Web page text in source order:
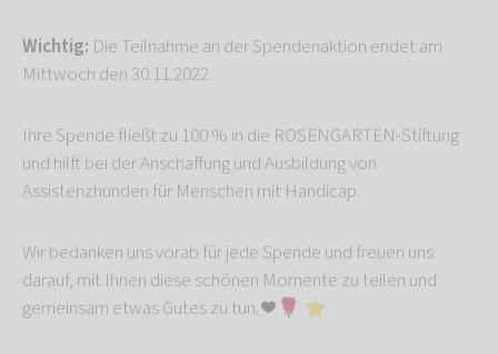
Wichtig: Die Teilnahme an der Spendenaktion endet am
Mittwoch den 30.11.2022.
Ihre Spende fließt zu 100 % in die ROSENGARTEN-Stiftung
und hilft bei der Anschaffung und Ausbildung von
Assistenzhunden für Menschen mit Handicap.
Wir bedanken uns vorab für jede Spende und freuen uns
darauf, mit Ihnen diese schönen Momente zu teilen und
gemeinsam etwas Gutes zu tun. ❤️ 🌹 ⭐️